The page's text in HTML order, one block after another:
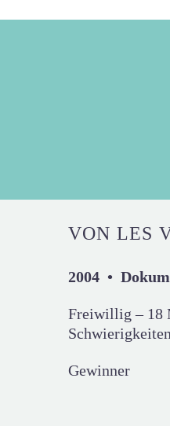
VON LES
2004 •
Freiwillig – 18
Gewinner